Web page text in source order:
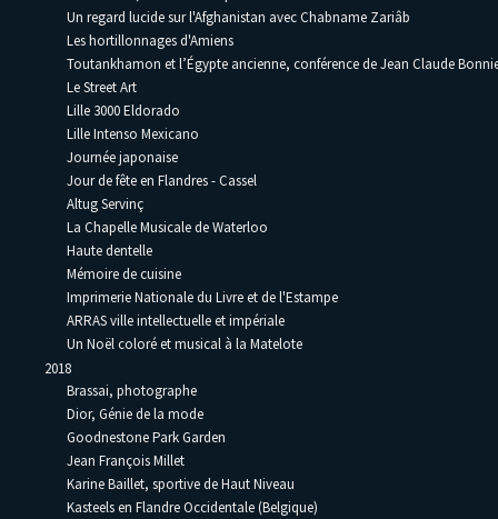
Un regard lucide sur l'Afghanistan avec Chabname Zariâb
Les hortillonnages d'Amiens
Toutankhamon et l’Égypte ancienne, conférence de Jean Claude
Le Street Art
Lille 3000 Eldorado
Lille Intenso Mexicano
Journée japonaise
Jour de fête en Flandres - Cassel
Altug Servinç
La Chapelle Musicale de Waterloo
Haute dentelle
Mémoire de cuisine
Imprimerie Nationale du Livre et de l'Estampe
ARRAS ville intellectuelle et impériale
Un Noël coloré et musical à la Matelote
2018
Brassai, photographe
Dior, Génie de la mode
Goodnestone Park Garden
Jean François Millet
Karine Baillet, sportive de Haut Niveau
Kasteels en Flandre Occidentale (Belgique)